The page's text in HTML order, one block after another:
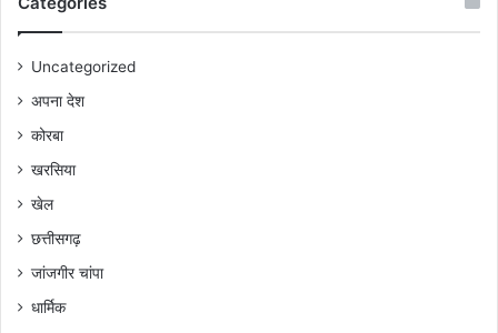
Uncategorized
अपना देश
कोरबा
खरसिया
खेल
छत्तीसगढ़
जांजगीर चांपा
धार्मिक